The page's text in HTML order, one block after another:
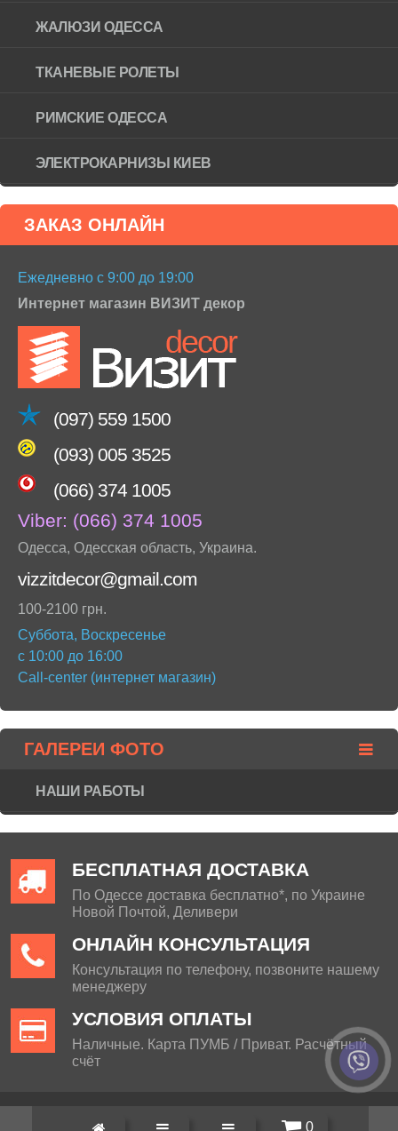
ЖАЛЮЗИ ОДЕССА
ТКАНЕВЫЕ РОЛЕТЫ
РИМСКИЕ ОДЕССА
ЭЛЕКТРОКАРНИЗЫ КИЕВ
ЗАКАЗ ОНЛАЙН
Ежедневно с 9:00 до 19:00
Интернет магазин ВИЗИТ декор
(097) 559 1500
(093) 005 3525
(066) 374 1005
Viber: (066) 374 1005
Одесса, Одесская область, Украина.
vizzitdecor@gmail.com
100-2100 грн.
Суббота, Воскресенье
с 10:00 до 16:00
Call-center (интернет магазин)
ГАЛЕРЕИ ФОТО
НАШИ РАБОТЫ
БЕСПЛАТНАЯ ДОСТАВКА
По Одессе доставка бесплатно*, по Украине
Новой Почтой, Деливери
ОНЛАЙН КОНСУЛЬТАЦИЯ
Консультация по телефону, позвоните нашему
менеджеру
УСЛОВИЯ ОПЛАТЫ
Наличные. Карта ПУМБ / Приват. Расчётный
счёт
0